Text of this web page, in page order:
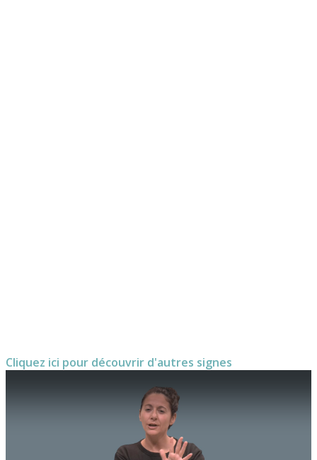
Cliquez ici pour découvrir d'autres signes